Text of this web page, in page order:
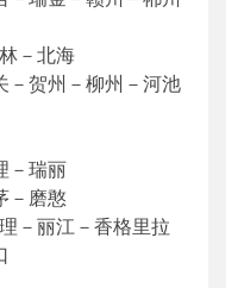
－北海
贺州－柳州－河池
瑞丽
磨憨
丽江－香格里拉